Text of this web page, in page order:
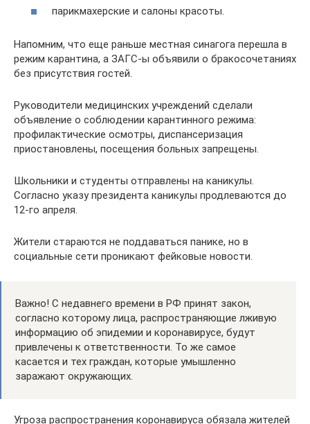
парикмахерские и салоны красоты.
Напомним, что еще раньше местная синагога перешла в
режим карантина, а ЗАГС-ы объявили о бракосочетаниях
без присутствия гостей.
Руководители медицинских учреждений сделали
объявление о соблюдении карантинного режима:
профилактические осмотры, диспансеризация
приостановлены, посещения больных запрещены.
Школьники и студенты отправлены на каникулы.
Согласно указу президента каникулы продлеваются до
12-го апреля.
Жители стараются не поддаваться панике, но в
социальные сети проникают фейковые новости.
Важно! С недавнего времени в РФ принят закон,
согласно которому лица, распространяющие лживую
информацию об эпидемии и коронавирусе, будут
привлечены к ответственности. То же самое
касается и тех граждан, которые умышленно
заражают окружающих.
Угроза распространения коронавируса обязала жителей